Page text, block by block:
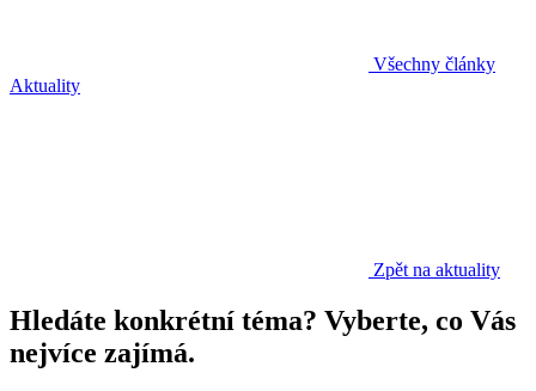
Všechny články
Aktuality
Zpět na aktuality
Hledáte konkrétní téma? Vyberte, co Vás
nejvíce zajímá.